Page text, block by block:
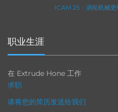
ICAM 25：涡轮机械
职业生涯
在 Extrude Hone 工作
求职
请将您的简历发送给我们